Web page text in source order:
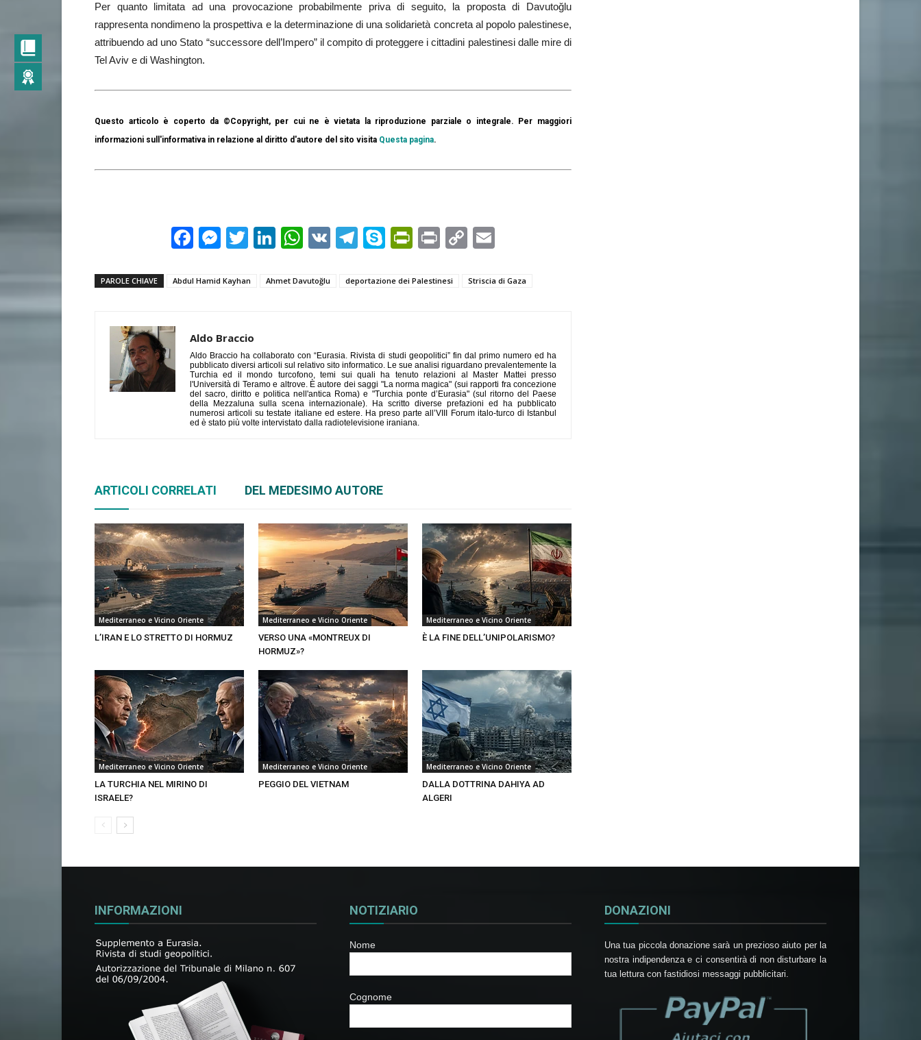
Per quanto limitata ad una provocazione probabilmente priva di seguito, la proposta di Davutoğlu
rappresenta nondimeno la prospettiva e la determinazione di una solidarietà concreta al popolo palestinese,
attribuendo ad uno Stato “successore dell’Impero” il compito di proteggere i cittadini palestinesi dalle mire di
Tel Aviv e di Washington.
Questo articolo è coperto da ©Copyright, per cui ne è vietata la riproduzione parziale o integrale. Per maggiori
informazioni sull'informativa in relazione al diritto d'autore del sito visita Questa pagina.
Facebook
Messenger
TwitterLinkedIn
WhatsApp
VK Telegram
SkypePrintFriendly
PrintCopy
PAROLE CHIAVE Abdul Hamid Kayhan Ahmet Davutoğlu deportazione dei Palestinesi Striscia di Gaza
Aldo Braccio
Aldo Braccio ha collaborato con “Eurasia. Rivista di studi geopolitici” fin dal primo numero ed ha
pubblicato diversi articoli sul relativo sito informatico. Le sue analisi riguardano prevalentemente la
Turchia ed il mondo turcofono, temi sui quali ha tenuto relazioni al Master Mattei presso
l'Università di Teramo e altrove. È autore dei saggi "La norma magica" (sui rapporti fra concezione
del sacro, diritto e politica nell'antica Roma) e "Turchia ponte d’Eurasia" (sul ritorno del Paese
della Mezzaluna sulla scena internazionale). Ha scritto diverse prefazioni ed ha pubblicato
numerosi articoli su testate italiane ed estere. Ha preso parte all’VIII Forum italo-turco di Istanbul
ed è stato più volte intervistato dalla radiotelevisione iraniana.
ARTICOLI CORRELATI DEL MEDESIMO AUTORE
Mediterraneo e Vicino Oriente
L’IRAN E LO STRETTO DI HORMUZ
Mediterraneo e Vicino Oriente
VERSO UNA «MONTREUX DI
HORMUZ»?
Mediterraneo e Vicino Oriente
È LA FINE DELL’UNIPOLARISMO?
Mediterraneo e Vicino Oriente
LA TURCHIA NEL MIRINO DI
ISRAELE?
Mediterraneo e Vicino Oriente
PEGGIO DEL VIETNAM
Mediterraneo e Vicino Oriente
DALLA DOTTRINA DAHIYA AD
ALGERI
INFORMAZIONI NOTIZIARIO
Nome
Cognome
DONAZIONI
Una tua piccola donazione sarà un prezioso aiuto per la
nostra indipendenza e ci consentirà di non disturbare la
tua lettura con fastidiosi messaggi pubblicitari.